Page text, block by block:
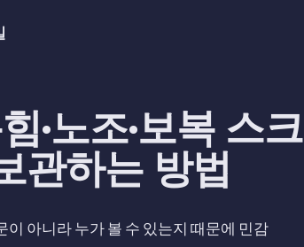
·노조·보복 스크
관하는 방법
아니라 누가 볼 수 있는지 때문에 민감